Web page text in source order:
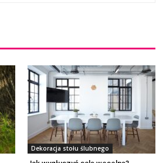
Dekoracja stołu ślubnego